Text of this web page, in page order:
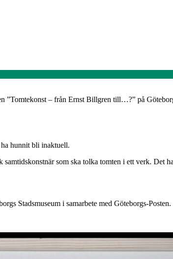
”Tomtekonst – från Ernst Billgren till…?” på
hunnit bli inaktuell.
som ska tolka tomten i ett verk. Det
Stadsmuseum i samarbete med Göteborgs-Posten.